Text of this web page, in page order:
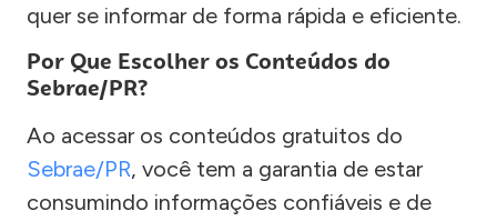
quer se informar de forma rápida e eficiente.
Por Que Escolher os Conteúdos do
Sebrae/PR?
Ao acessar os conteúdos gratuitos do
Sebrae/PR, você tem a garantia de estar
consumindo informações confiáveis e de